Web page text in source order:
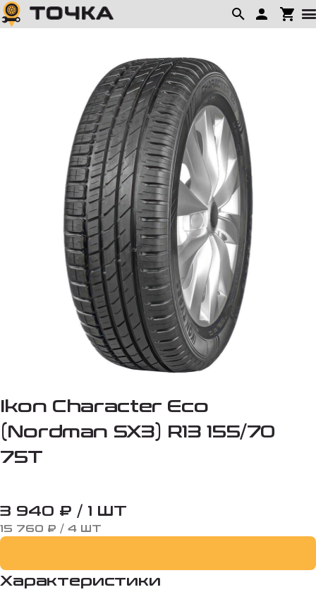
Ikon Character Eco
(Nordman SX3) R13 155/70
75T
3 940 ₽ / 1 ШТ
15 760 ₽ / 4 ШТ
Характеристики